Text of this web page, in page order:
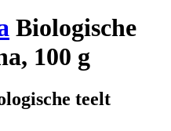
Biologische
100 g
teelt